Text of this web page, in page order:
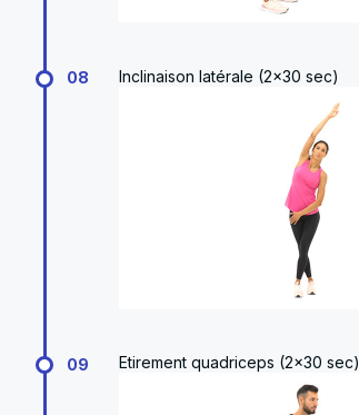
08 Inclinaison latérale (2x30 sec)
09 Etirement quadriceps (2x30 sec)